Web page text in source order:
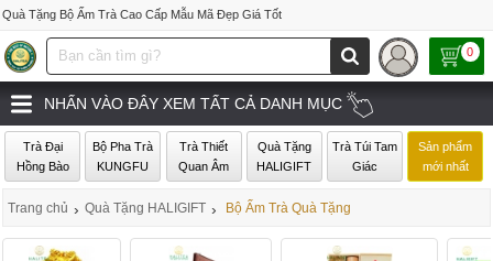
Quà Tặng Bộ Ấm Trà Cao Cấp Mẫu Mã Đẹp Giá Tốt
0
NHẤN VÀO ĐÂY XEM TẤT CẢ DANH MỤC
Trà Đại
Hồng Bào
Bộ Pha Trà
KUNGFU
Trà Thiết
Quan Âm
Quà Tặng
HALIGIFT
Trà Túi Tam
Giác
Sản phẩm
mới nhất
Trang chủ › Quà Tặng HALIGIFT › Bộ Ấm Trà Quà Tặng